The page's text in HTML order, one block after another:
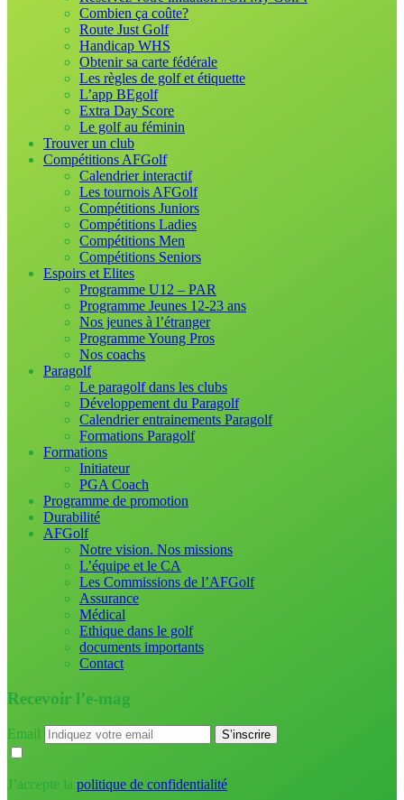
Combien ça coûte?
Route Just Golf
Handicap WHS
Obtenir sa carte fédérale
Les règles de golf et étiquette
L’app BEgolf
Extra Day Score
Le golf au féminin
Trouver un club
Compétitions AFGolf
Calendrier interactif
Les tournois AFGolf
Compétitions Juniors
Compétitions Ladies
Compétitions Men
Compétitions Seniors
Espoirs et Elites
Programme U12 – PAR
Programme Jeunes 12-23 ans
Nos jeunes à l’étranger
Programme Young Pros
Nos coachs
Paragolf
Le paragolf dans les clubs
Développement du Paragolf
Calendrier entrainements Paragolf
Formations Paragolf
Formations
Initiateur
PGA Coach
Programme de promotion
Durabilité
AFGolf
Notre vision. Nos missions
L’équipe et le CA
Les Commissions de l’AFGolf
Assurance
Médical
Ethique dans le golf
documents importants
Contact
Recevoir l’e-mag
Email
J’accepte la politique de confidentialité